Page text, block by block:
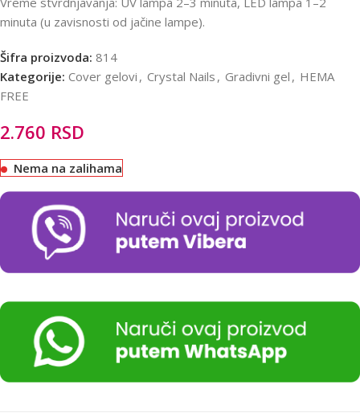
minuta (u zavisnosti od jačine lampe).
Šifra proizvoda: 814
Kategorije: Cover gelovi , Crystal Nails , Gradivni gel , HEMA
FREE
2.760 RSD
Nema na zalihama